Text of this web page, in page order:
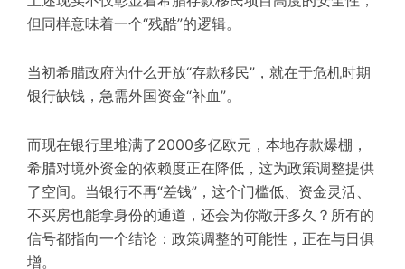
但同样意味着一个“残酷”的逻辑。
当初希腊政府为什么开放“存款移民”，就在于危机时期
银行缺钱，急需外国资金“补血”。
而现在银行里堆满了2000多亿欧元，本地存款爆棚，
希腊对境外资金的依赖度正在降低，这为政策调整提供
了空间。当银行不再“差钱”，这个门槛低、资金灵活、
不买房也能拿身份的通道，还会为你敞开多久？所有的
信号都指向一个结论：政策调整的可能性，正在与日俱
增。